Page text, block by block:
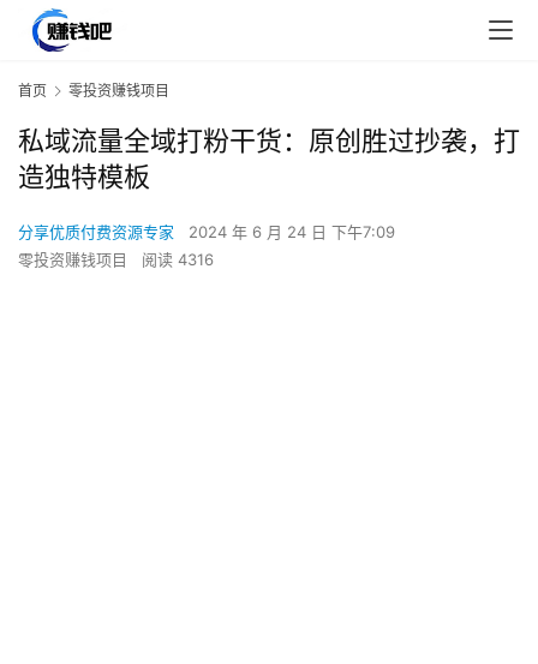
首页 零投资赚钱项目
私域流量全域打粉干货：原创胜过抄袭，打
造独特模板
分享优质付费资源专家
2024 年 6 月 24 日 下午7:09
零投资赚钱项目
阅读 4316